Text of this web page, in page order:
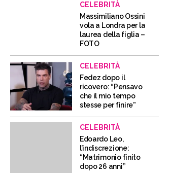
CELEBRITÀ
Massimiliano Ossini
vola a Londra per la
laurea della figlia –
FOTO
CELEBRITÀ
Fedez dopo il
ricovero: “Pensavo
che il mio tempo
stesse per finire”
CELEBRITÀ
Edoardo Leo,
l’indiscrezione:
“Matrimonio finito
dopo 26 anni”